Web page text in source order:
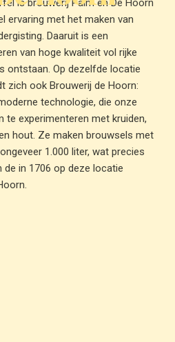
is brouwerij Palm en De Hoorn
ervaring met het maken van
Daaruit is een
van hoge kwaliteit vol rijke
ontstaan. Op dezelfde locatie
zich ook Brouwerij de Hoorn:
technologie, die onze
experimenteren met kruiden,
hout. Ze maken brouwsels met
1.000 liter, wat precies
in 1706 op deze locatie